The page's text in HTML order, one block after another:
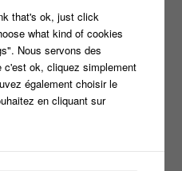
?
that's ok, just click
what kind of cookies
Nous servons des
ok, cliquez simplement
également choisir le
en cliquant sur